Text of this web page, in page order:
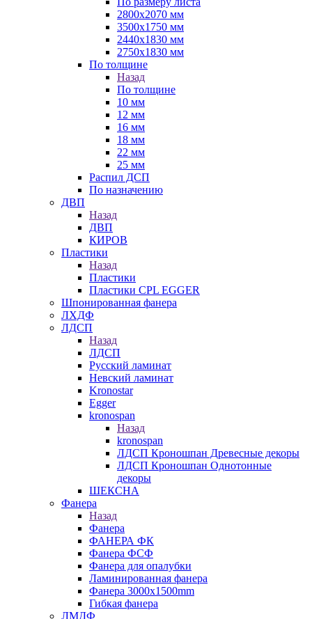
2800х2070 мм
3500х1750 мм
2440х1830 мм
2750х1830 мм
По толщине
Назад
По толщине
10 мм
12 мм
16 мм
18 мм
22 мм
25 мм
Распил ДСП
По назначению
ДВП
Назад
ДВП
КИРОВ
Пластики
Назад
Пластики
Пластики CPL EGGER
Шпонированная фанера
ЛХДФ
ЛДСП
Назад
ЛДСП
Русский ламинат
Невский ламинат
Kronostar
Egger
kronospan
Назад
kronospan
ЛДСП Кроношпан Древесные декоры
ЛДСП Кроношпан Однотонные
декоры
ШЕКСНА
Фанера
Назад
Фанера
ФАНЕРА ФК
Фанера ФСФ
Фанера для опалубки
Ламинированная фанера
Фанера 3000х1500mm
Гибкая фанера
ЛМДФ